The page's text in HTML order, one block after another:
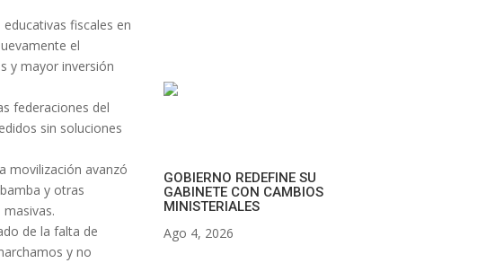
fiscales en
el
y mayor inversión
federaciones del
sin soluciones
movilización avanzó
y otras
de la falta de
y no
GOBIERNO REDEFINE SU
GABINETE CON CAMBIOS
MINISTERIALES
Ago 4, 2026